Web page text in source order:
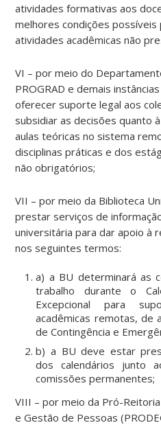
atividades formativas aos
melhores condições possíveis
atividades acadêmicas não
VI – por meio do
PROGRAD e demais
oferecer suporte legal aos
subsidiar as decisões quanto
aulas teóricas no sistema
disciplinas práticas e dos
não obrigatórios;
VII – por meio da Biblioteca
prestar serviços de
universitária para dar apoio à
nos seguintes termos:
a) a BU determinará as
trabalho durante o
Excepcional para
acadêmicas remotas, de
de Contingência e
b) a BU deve estar
dos calendários junto
comissões permanentes;
VIII – por meio da Pró-
e Gestão de Pessoas